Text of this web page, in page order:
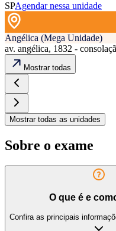
SPAgendar nessa unidade
Angélica (Mega Unidade)
av. angélica, 1832 -
Mostrar todas
Mostrar todas as unidades
Sobre o exame
O que é e
Confira as principais